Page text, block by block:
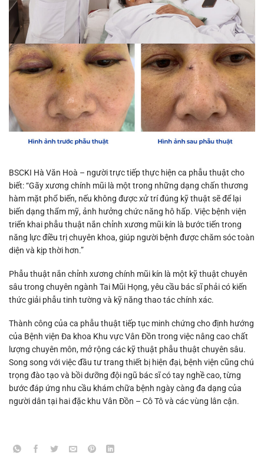
BSCKI Hà Văn Hoà – người trực tiếp thực hiện ca phẫu thuật cho
biết: “Gãy xương chính mũi là một trong những dạng chấn thương
hàm mặt phổ biến, nếu không được xử trí đúng kỹ thuật sẽ để lại
biến dạng thẩm mỹ, ảnh hưởng chức năng hô hấp. Việc bệnh viện
triển khai phẫu thuật nắn chỉnh xương mũi kín là bước tiến trong
năng lực điều trị chuyên khoa, giúp người bệnh được chăm sóc toàn
diện và kịp thời hơn.”
Phẫu thuật nắn chỉnh xương chính mũi kín là một kỹ thuật chuyên
sâu trong chuyên ngành Tai Mũi Họng, yêu cầu bác sĩ phải có kiến
thức giải phẫu tinh tường và kỹ năng thao tác chính xác.
Thành công của ca phẫu thuật tiếp tục minh chứng cho định hướng
của Bệnh viện Đa khoa Khu vực Vân Đồn trong việc nâng cao chất
lượng chuyên môn, mở rộng các kỹ thuật phẫu thuật chuyên sâu.
Song song với việc đầu tư trang thiết bị hiện đại, bệnh viện cũng chú
trọng đào tạo và bồi dưỡng đội ngũ bác sĩ có tay nghề cao, từng
bước đáp ứng nhu cầu khám chữa bệnh ngày càng đa dạng của
người dân tại hai đặc khu Vân Đồn – Cô Tô và các vùng lân cận.